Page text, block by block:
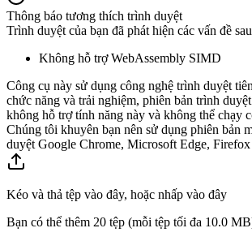
Thông báo tương thích trình duyệt
Trình duyệt của bạn đã phát hiện các vấn đề
Không hỗ trợ WebAssembly SIMD
Công cụ này sử dụng công nghệ trình duyệt
chức năng và trải nghiệm, phiên bản trình
không hỗ trợ tính năng này và không thể chạy
Chúng tôi khuyên bạn nên sử dụng phiên bản
duyệt Google Chrome, Microsoft Edge, Firefox
Kéo và thả tệp vào đây, hoặc nhấp vào đây
Bạn có thể thêm 20 tệp (mỗi tệp tối đa 10.0 MB